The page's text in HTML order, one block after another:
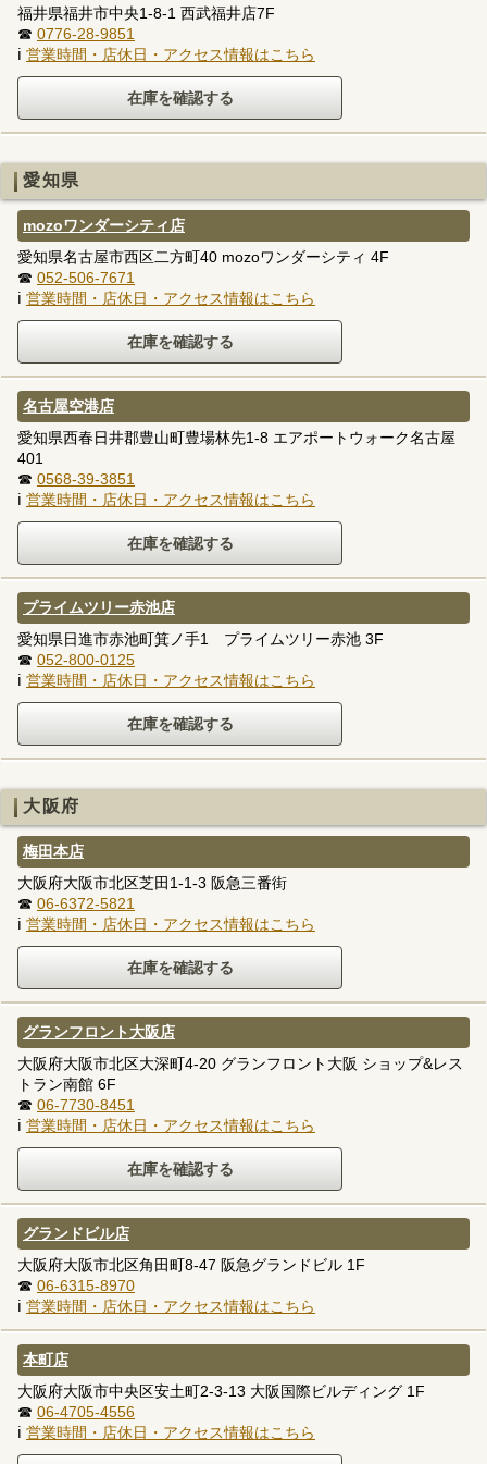
福井県福井市中央1-8-1 西武福井店7F
☎ 0776-28-9851
ℹ 営業時間・店休日・アクセス情報はこちら
愛知県
mozoワンダーシティ店
愛知県名古屋市西区二方町40 mozoワンダーシティ 4F
☎ 052-506-7671
ℹ 営業時間・店休日・アクセス情報はこちら
名古屋空港店
愛知県西春日井郡豊山町豊場林先1-8 エアポートウォーク名古屋
401
☎ 0568-39-3851
ℹ 営業時間・店休日・アクセス情報はこちら
プライムツリー赤池店
愛知県日進市赤池町箕ノ手1 プライムツリー赤池 3F
☎ 052-800-0125
ℹ 営業時間・店休日・アクセス情報はこちら
大阪府
梅田本店
大阪府大阪市北区芝田1-1-3 阪急三番街
☎ 06-6372-5821
ℹ 営業時間・店休日・アクセス情報はこちら
グランフロント大阪店
大阪府大阪市北区大深町4-20 グランフロント大阪 ショップ&レス
トラン南館 6F
☎ 06-7730-8451
ℹ 営業時間・店休日・アクセス情報はこちら
グランドビル店
大阪府大阪市北区角田町8-47 阪急グランドビル 1F
☎ 06-6315-8970
ℹ 営業時間・店休日・アクセス情報はこちら
本町店
大阪府大阪市中央区安土町2-3-13 大阪国際ビルディング 1F
☎ 06-4705-4556
ℹ 営業時間・店休日・アクセス情報はこちら